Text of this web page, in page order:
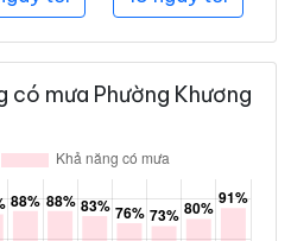
có mưa Phường Khương